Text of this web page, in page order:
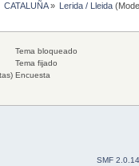
CATALUÑA» Lerida / Lleida
Tema bloqueado
Tema fijado
Encuesta
SMF 2.0.14